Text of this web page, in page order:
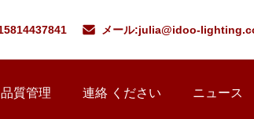
メール:julia@idoo-
品質管理 連絡 ください ニュース